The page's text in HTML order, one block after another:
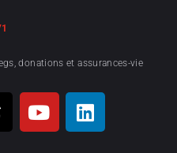
donations et assurances-vie